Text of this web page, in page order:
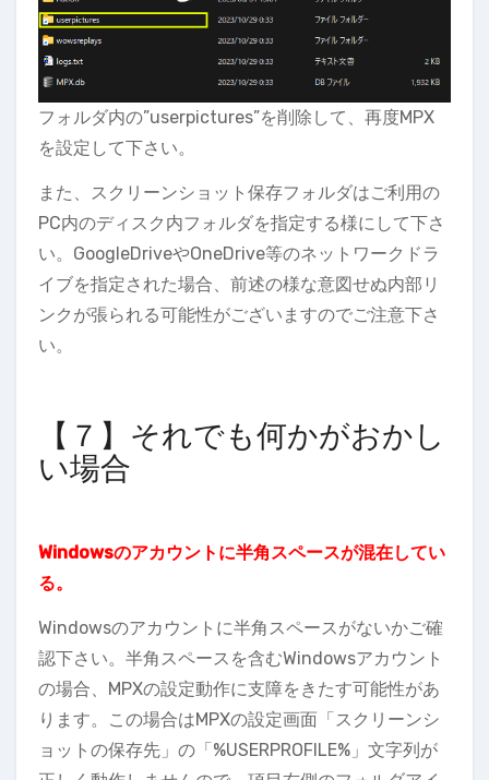
フォルダ内の”userpictures”を削除して、再度MPX
を設定して下さい。
また、スクリーンショット保存フォルダはご利用の
PC内のディスク内フォルダを指定する様にして下さ
い。GoogleDriveやOneDrive等のネットワークドラ
イブを指定された場合、前述の様な意図せぬ内部リ
ンクが張られる可能性がございますのでご注意下さ
い。
【７】それでも何かがおかし
い場合
Windowsのアカウントに半角スペースが混在してい
る。
Windowsのアカウントに半角スペースがないかご確
認下さい。半角スペースを含むWindowsアカウント
の場合、MPXの設定動作に支障をきたす可能性があ
ります。この場合はMPXの設定画面「スクリーンシ
ョットの保存先」の「%USERPROFILE%」文字列が